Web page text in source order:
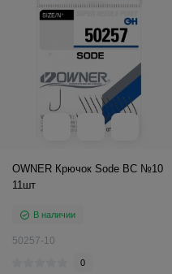
OWNER Крючок Sode BC №10
11шт
В наличии
50257-10
0